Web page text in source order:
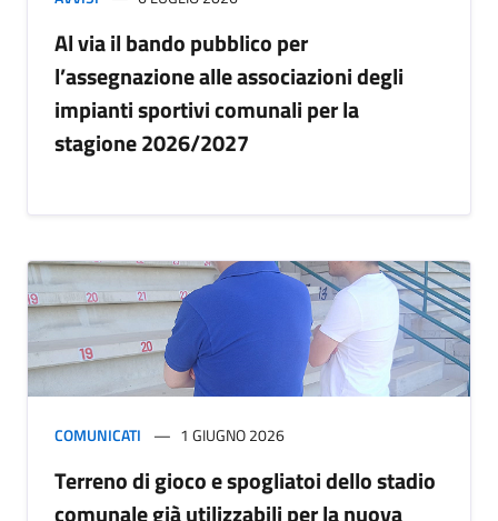
Al via il bando pubblico per
l’assegnazione alle associazioni degli
impianti sportivi comunali per la
stagione 2026/2027
COMUNICATI 1 GIUGNO 2026
Terreno di gioco e spogliatoi dello stadio
comunale già utilizzabili per la nuova